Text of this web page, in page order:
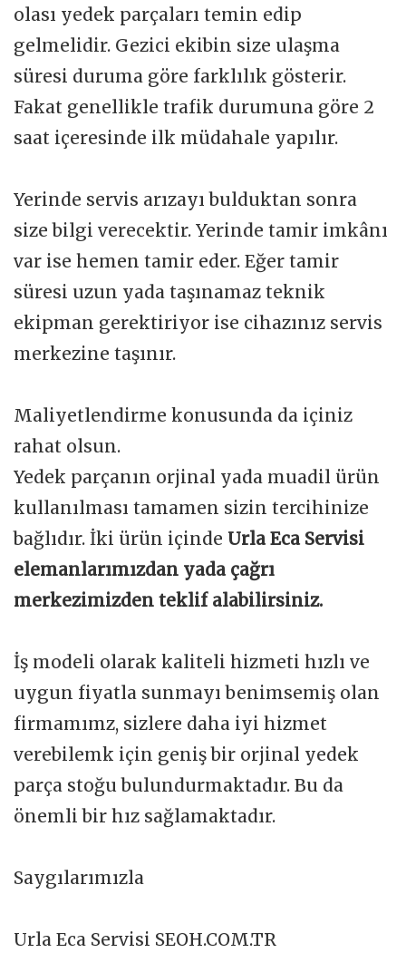
olası yedek parçaları temin edip
gelmelidir. Gezici ekibin size ulaşma
süresi duruma göre farklılık gösterir.
Fakat genellikle trafik durumuna göre 2
saat içeresinde ilk müdahale yapılır.
Yerinde servis arızayı bulduktan sonra
size bilgi verecektir. Yerinde tamir imkânı
var ise hemen tamir eder. Eğer tamir
süresi uzun yada taşınamaz teknik
ekipman gerektiriyor ise cihazınız servis
merkezine taşınır.
Maliyetlendirme konusunda da içiniz
rahat olsun.
Yedek parçanın orjinal yada muadil ürün
kullanılması tamamen sizin tercihinize
bağlıdır. İki ürün içinde Urla Eca Servisi
elemanlarımızdan yada çağrı
merkezimizden teklif alabilirsiniz.
İş modeli olarak kaliteli hizmeti hızlı ve
uygun fiyatla sunmayı benimsemiş olan
firmamımz, sizlere daha iyi hizmet
verebilemk için geniş bir orjinal yedek
parça stoğu bulundurmaktadır. Bu da
önemli bir hız sağlamaktadır.
Saygılarımızla
Urla Eca Servisi SEOH.COM.TR